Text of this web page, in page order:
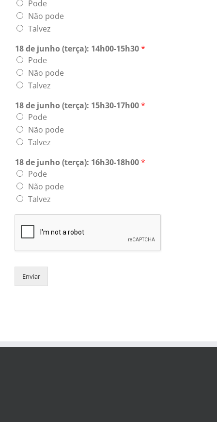
Pode
Não pode
Talvez
18 de junho (terça): 14h00-15h30*
Pode
Não pode
Talvez
18 de junho (terça): 15h30-17h00*
Pode
Não pode
Talvez
18 de junho (terça): 16h30-18h00*
Pode
Não pode
Talvez
Enviar